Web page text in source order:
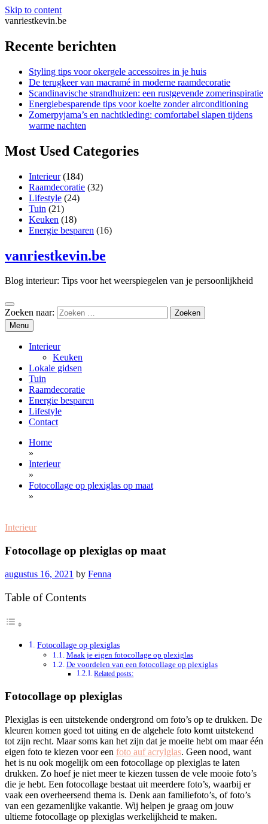
Skip to content
vanriestkevin.be
Recente berichten
Styling tips voor okergele accessoires in je huis
De terugkeer van macramé in moderne raamdecoratie
Scandinavische strandhuizen: een rustgevende zomerinspiratie
Energiebesparende tips voor koelte zonder airconditioning
Zomerpyjama’s en nachtkleding: comfortabel slapen tijdens
warme nachten
Most Used Categories
Interieur(184)
Raamdecoratie (32)
Lifestyle (24)
Tuin (21)
Keuken (18)
Energie besparen (16)
vanriestkevin.be
Blog interieur: Tips voor het weerspiegelen van je persoonlijkheid
Zoeken naar:
Menu
Interieur
Keuken
Lokale gidsen
Tuin
Raamdecoratie
Energie besparen
Lifestyle
Contact
Home
»
Interieur
»
Fotocollage op plexiglas op maat
»
Interieur
Fotocollage op plexiglas op maat
augustus 16, 2021 by Fenna
Table of Contents
Fotocollage op plexiglas
Maak je eigen fotocollage op plexiglas
De voordelen van een fotocollage op plexiglas
Related posts:
Fotocollage op plexiglas
Plexiglas is een uitstekende ondergrond om foto’s op te drukken. De
kleuren komen goed tot uiting en de algehele foto komt uitstekend
tot zijn recht. Maar soms kan het zijn dat je moeite hebt om maar één
eigen foto te kiezen voor een foto auf acrylglas. Geen nood, want
het is nu ook mogelijk om een fotocollage op plexiglas te laten
drukken. Zo hoef je niet meer te kiezen tussen de vele mooie foto’s
die je hebt. Een fotocollage bestaat uit meerdere foto’s, waarbij er
vaak een overheersend thema is. Denk aan familiefoto’s, of foto’s
van een gezamenlijke vakantie. Wij helpen je graag om jouw
ultieme fotocollage op plexiglas werkelijkheid te maken.